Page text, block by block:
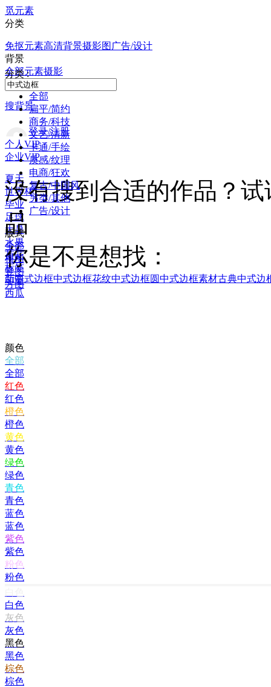
觅元素
分类
免抠元素高清背景摄影图 广告/设计
背景
全部元素摄影
搜背景
登录/注册
个人VIP
企业VIP
夏天
世界杯
毕业
足球
大暑
水果
荷花
标签
印章
西瓜
分类 :
全部
扁平/简约
商务/科技
文艺/清新
卡通/手绘
质感/纹理
电商/狂欢
复古/中国风
另类/其他
广告/设计
版式
全部
横图
竖图
方图
颜色
全部
全部
红色
红色
橙色
橙色
黄色
黄色
绿色
绿色
青色
青色
蓝色
蓝色
紫色
紫色
粉色
粉色
白色
灰色
灰色
黑色
黑色
棕色
棕色
没有搜到合适的作品？
品
你是不是想找：
新中式边框中式边框花纹中式边框圆中式边框素材古典中式边